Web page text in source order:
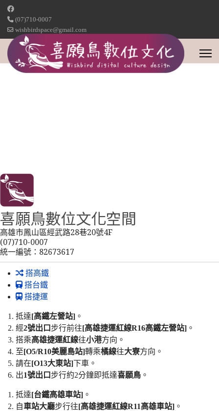
(07)710-0007
wishbirdspace@gmail.com
喜願鳥數位文化空間
高雄市鳳山區經武路28巷20號4F
(07)710-0007
統一編號：82673617
搭高鐵
搭台鐵
搭捷運
抵達[高鐵左營站] 。
經2號出口 步行前往[高雄捷運紅線R16高鐵左營站] 。
搭乘高雄捷運紅線往小港方向。
至[O5/R10美麗島站]轉乘橘線往大寮方向。
請在[O13大東站]下車。
出1號出口 步行約2分鐘即抵達喜願鳥 。
抵達[台鐵高雄車站] 。
自車站大廳步行往[高雄捷運紅線R11高雄車站] 。